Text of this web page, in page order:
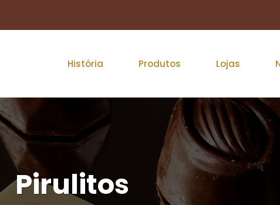
História Produtos Lojas
Pirulitos